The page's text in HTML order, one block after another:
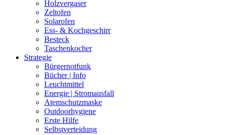
Holzvergaser
Zeltofen
Solarofen
Ess- & Kochgeschirr
Besteck
Taschenkocher
Strategie
Bürgernotfunk
Bücher | Info
Leuchtmittel
Energie | Stromausfall
Atemschutzmaske
Outdoorhygiene
Erste Hilfe
Selbstverteidung